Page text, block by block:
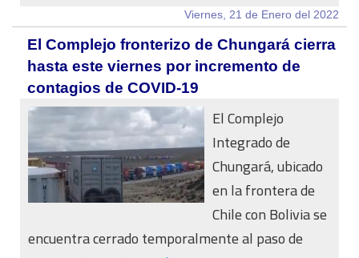
Viernes, 21 de Enero del 2022
El Complejo fronterizo de Chungará cierra
hasta este viernes por incremento de
contagios de COVID-19
El Complejo
Integrado de
Chungará, ubicado
en la frontera de
Chile con Bolivia se
encuentra cerrado temporalmente al paso de